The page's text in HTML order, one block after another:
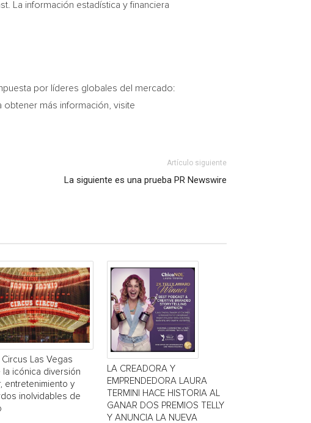
La información estadística y financiera
por líderes globales del mercado:
obtener más información, visite
Artículo siguiente
La siguiente es una prueba PR Newswire
Circus Las Vegas
la icónica diversión
entretenimiento y
inolvidables de
LA CREADORA Y
EMPRENDEDORA LAURA
TERMINI HACE HISTORIA AL
GANAR DOS PREMIOS TELLY
Y ANUNCIA LA NUEVA